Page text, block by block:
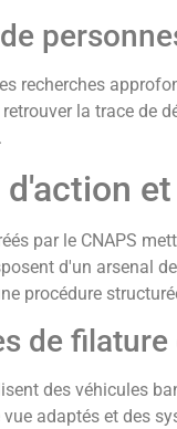
recherches
la trace de
d'action
par le CNAPS
d'un arsenal
procédure
de
des véhicules
adaptés et des